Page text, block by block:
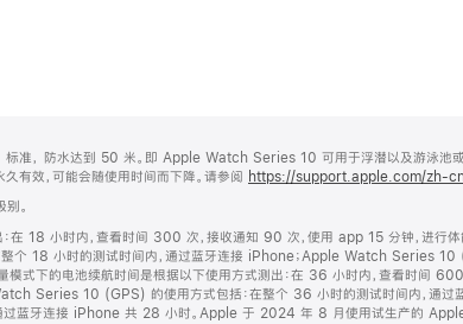
防水达到 50 米。即 Apple Watch Series 10 可用于浮潜以及游泳池或海
有效，可能会随使用时间而下降。请参阅 https://support.apple.com/zh-
。
在 18 小时内，查看时间 300 次，接收通知 90 次，使用 app 15 分钟，进
18 小时的测试时间内，通过蓝牙连接 iPhone；Apple Watch Series 10
式下的电池续航时间是根据以下使用方式测出：在 36 小时内，查看时间
Series 10 (GPS) 的使用方式包括：在整个 36 小时的测试时间内，通
通过蓝牙连接 iPhone 共 28 小时。Apple 于 2024 年 8 月使用试生产